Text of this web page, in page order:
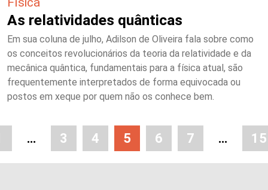
As relatividades quânticas
Em sua coluna de julho, Adilson de Oliveira fala sobre como
os conceitos revolucionários da teoria da relatividade e da
mecânica quântica, fundamentais para a física atual, são
frequentemente interpretados de forma equivocada ou
postos em xeque por quem não os conhece bem.
… 3 4 5 6 7 … 15